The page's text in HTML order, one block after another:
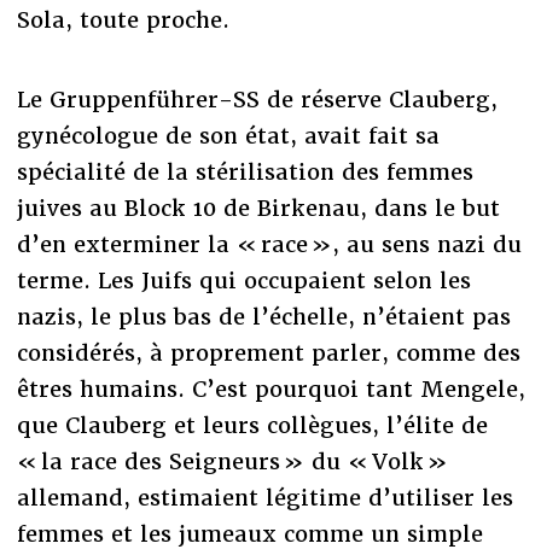
Sola, toute proche.
Le Gruppenführer-SS de réserve Clauberg,
gynécologue de son état, avait fait sa
spécialité de la stérilisation des femmes
juives au Block 10 de Birkenau, dans le but
d’en exterminer la « race », au sens nazi du
terme. Les Juifs qui occupaient selon les
nazis, le plus bas de l’échelle, n’étaient pas
considérés, à proprement parler, comme des
êtres humains. C’est pourquoi tant Mengele,
que Clauberg et leurs collègues, l’élite de
« la race des Seigneurs » du « Volk »
allemand, estimaient légitime d’utiliser les
femmes et les jumeaux comme un simple